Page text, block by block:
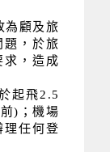
為顧及旅
題，於旅
求，造成
起飛2.5
)；機場
理任何登